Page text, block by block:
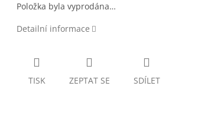
Položka byla vyprodána…
Detailní informace
TISK ZEPTAT SE SDÍLET